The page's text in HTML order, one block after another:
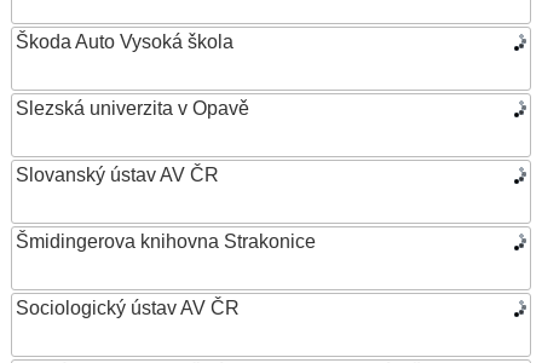
Škoda Auto Vysoká škola
Slezská univerzita v Opavě
Slovanský ústav AV ČR
Šmidingerova knihovna Strakonice
Sociologický ústav AV ČR